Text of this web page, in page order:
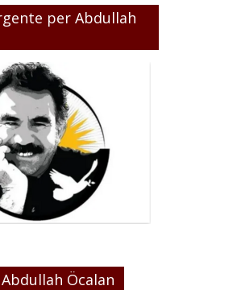
per Abdullah
Öcalan